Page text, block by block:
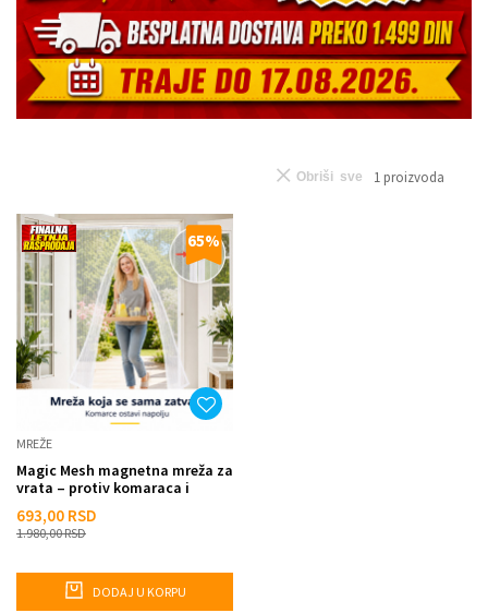
1 proizvoda
Obriši sve
65%
MREŽE
Magic Mesh magnetna mreža za
vrata – protiv komaraca i
693,00 RSD
1.980,00RSD
DODAJ U KORPU